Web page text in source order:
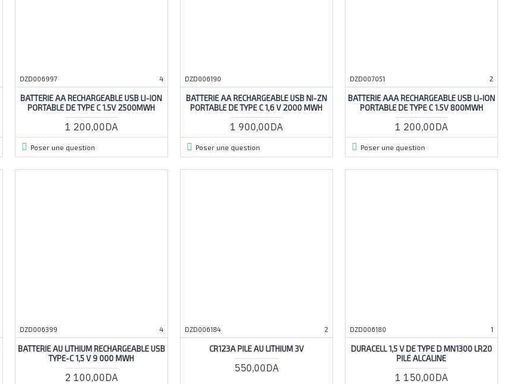
DZD006997 4
BATTERIE AA RECHARGEABLE USB LI-ION
PORTABLE DE TYPE C 1.5V 2500MWH
1 200,00DA
Poser une question
DZD006190
BATTERIE AA RECHARGEABLE USB NI-ZN
PORTABLE DE TYPE C 1,6 V 2000 MWH
1 900,00DA
Poser une question
DZD007051 2
BATTERIE AAA RECHARGEABLE USB LI-ION
PORTABLE DE TYPE C 1.5V 800MWH
1 200,00DA
Poser une question
DZD006399 4
BATTERIE AU LITHIUM RECHARGEABLE USB
TYPE-C 1,5 V 9 000 MWH
2 100,00DA
DZD006184 2
CR123A PILE AU LITHIUM 3V
550,00DA
DZD006180 1
DURACELL 1,5 V DE TYPE D MN1300 LR20
PILE ALCALINE
1 150,00DA